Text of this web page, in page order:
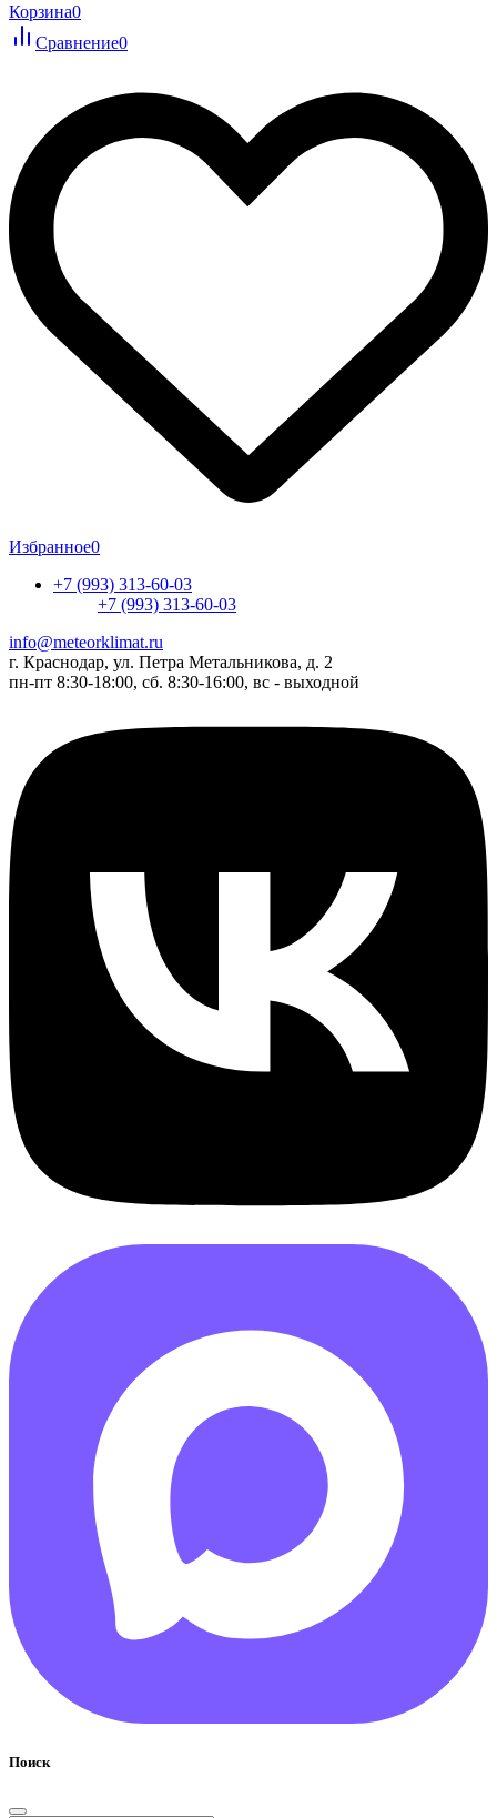
Корзина0
Сравнение0
Избранное0
+7 (993) 313-60-03
+7 (993) 313-60-03
info@meteorklimat.ru
г. Краснодар, ул. Петра Метальникова, д. 2
пн-пт 8:30-18:00, сб. 8:30-16:00, вс - выходной
Поиск